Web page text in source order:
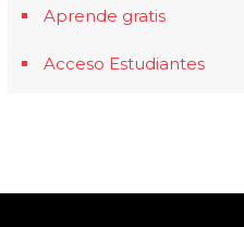
Aprende gratis
Acceso Estudiantes